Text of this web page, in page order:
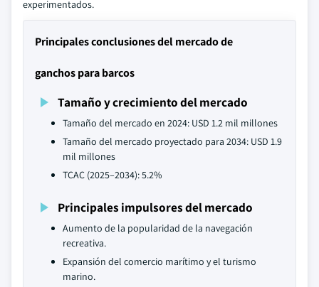
experimentados.
Principales conclusiones del mercado de
ganchos para barcos
Tamaño y crecimiento del mercado
Tamaño del mercado en 2024: USD 1.2 mil millones
Tamaño del mercado proyectado para 2034: USD 1.9
mil millones
TCAC (2025–2034): 5.2%
Principales impulsores del mercado
Aumento de la popularidad de la navegación
recreativa.
Expansión del comercio marítimo y el turismo
marino.